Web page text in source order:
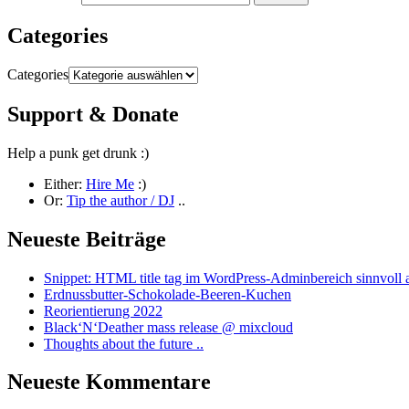
Categories
Categories
Support & Donate
Help a punk get drunk :)
Either: Hire Me :)
Or: Tip the author / DJ ..
Neueste Beiträge
Snippet: HTML title tag im WordPress-Adminbereich sinnvoll
Erdnussbutter-Schokolade-Beeren-Kuchen
Reorientierung 2022
Black‘N‘Deather mass release @ mixcloud
Thoughts about the future ..
Neueste Kommentare